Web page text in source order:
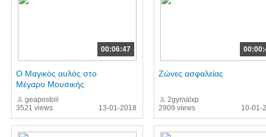
00:06:47
3521 views
Ο Μαγικός αυλός στο
Μέγαρο Μουσικής
geapostoli
13-01-2018
2909 views
Ζώνες ασφαλείας
2gymalxp
10-01-